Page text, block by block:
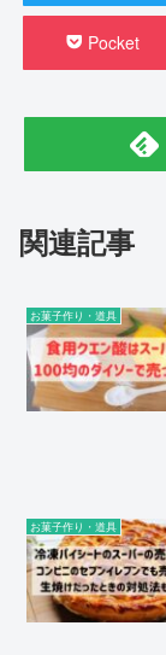
Pocket
関連記事
お菓子作り・道具
お菓子作り・道具